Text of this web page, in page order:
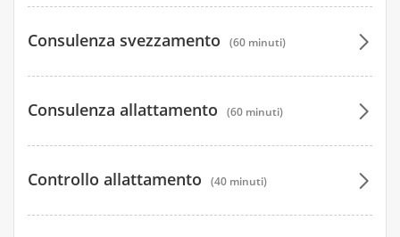
60 €
Consulenza svezzamento (60 minuti)
100 €
Consulenza allattamento (60 minuti)
100 €
Controllo allattamento (40 minuti)